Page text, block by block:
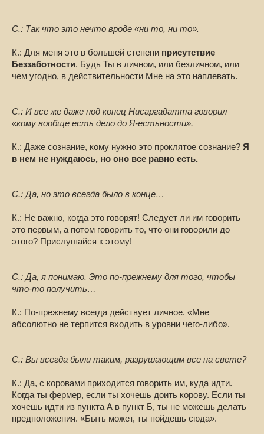
С.: Так что это нечто вроде «ни то, ни то».
К.: Для меня это в большей степени присутствие
Беззаботности. Будь Ты в личном, или безличном, или
чем угодно, в действительности Мне на это наплевать.
С.: И все же даже под конец Нисаргадатта говорил
«кому вообще есть дело до Я-естьности».
К.: Даже сознание, кому нужно это проклятое сознание? Я
в нем не нуждаюсь, но оно все равно есть.
С.: Да, но это всегда было в конце…
К.: Не важно, когда это говорят! Следует ли им говорить
это первым, а потом говорить то, что они говорили до
этого? Прислушайся к этому!
С.: Да, я понимаю. Это по-прежнему для того, чтобы
что-то получить…
К.: По-прежнему всегда действует личное. «Мне
абсолютно не терпится входить в уровни чего-либо».
С.: Вы всегда были таким, разрушающим все на свете?
К.: Да, с коровами приходится говорить им, куда идти.
Когда ты фермер, если ты хочешь доить корову. Если ты
хочешь идти из пункта А в пункт Б, ты не можешь делать
предположения. «Быть может, ты пойдешь сюда».